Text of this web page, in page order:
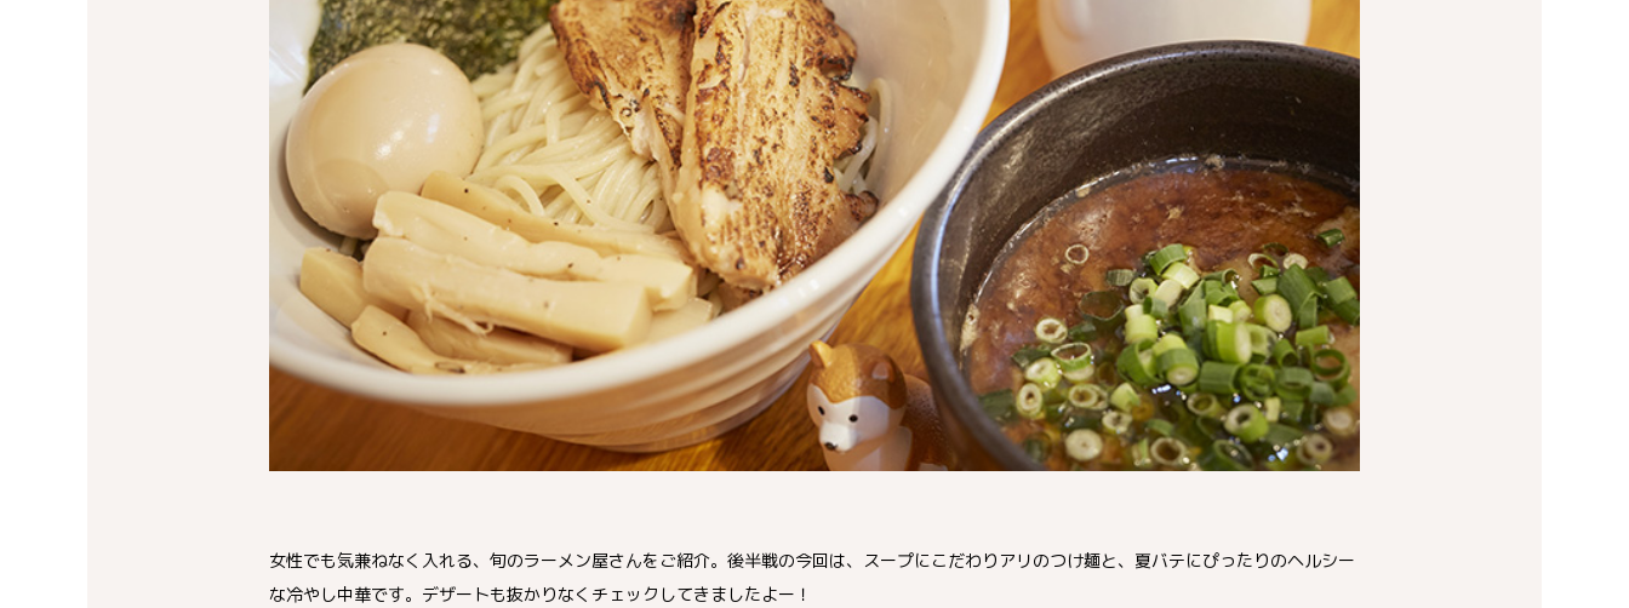
女性でも気兼ねなく入れる、旬のラーメン屋さんをご紹介。後半戦の今回は、スープにこだわりアリのつけ麺と、夏バテにぴったりのヘルシー
な冷やし中華です。デザートも抜かりなくチェックしてきましたよー！